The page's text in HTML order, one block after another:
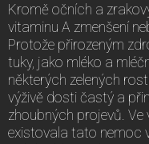
Kromě očních a
vitaminu A zmenšení
Protože přirozeným
tuky, jako mléko a
některých zelených
výživě dosti častý a
zhoubných projevů.
existovala tato nemoc